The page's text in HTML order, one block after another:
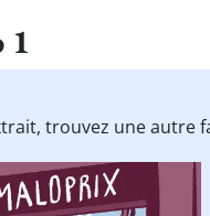
1
trouvez une autre